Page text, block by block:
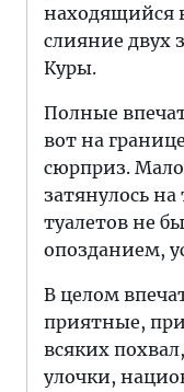
находящийся
слияние двух
Куры.
Полные
вот на
сюрприз.
затянулось
туалетов не
опозданием,
В целом
приятные,
всяких
улочки,